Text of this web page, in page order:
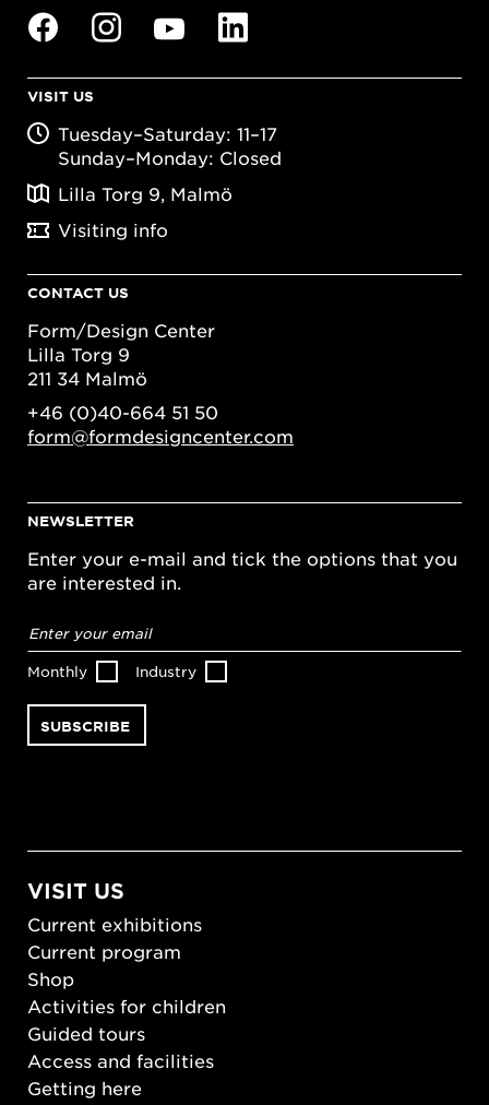
VISIT US
Tuesday–Saturday: 11–17
Sunday–Monday: Closed
Lilla Torg 9, Malmö
Visiting info
CONTACT US
Form/Design Center
Lilla Torg 9
211 34 Malmö
+46 (0)40-664 51 50
form@formdesigncenter.com
NEWSLETTER
Enter your e-mail and tick the options that you
are interested in.
address*
Monthly Industry
VISIT US
Current exhibitions
Current program
Shop
Activities for children
Guided tours
Access and facilities
Getting here